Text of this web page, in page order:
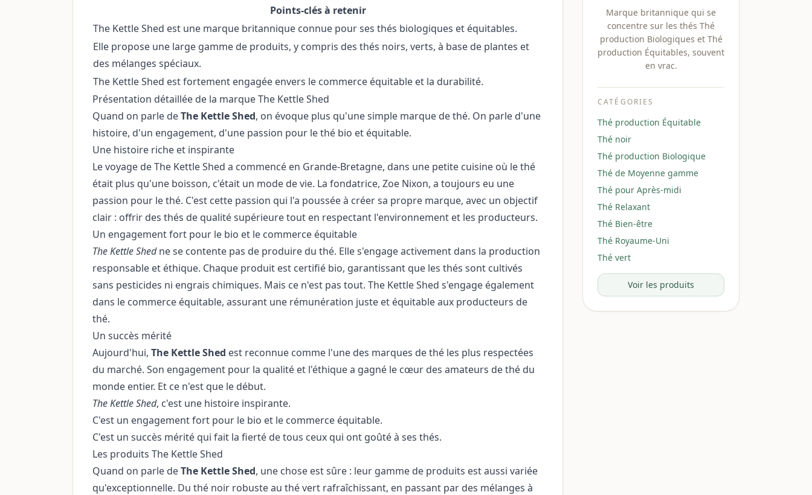
Points-clés à retenir
The Kettle Shed est une marque britannique connue pour ses thés biologiques et équitables.
Elle propose une large gamme de produits, y compris des thés noirs, verts, à base de plantes et
des mélanges spéciaux.
The Kettle Shed est fortement engagée envers le commerce équitable et la durabilité.
Présentation détaillée de la marque The Kettle Shed
Quand on parle deThe Kettle Shed, on évoque plus qu'une simple marque de thé. On parle d'une
histoire, d'un engagement, d'une passion pour le thé bio et équitable.
Une histoire riche et inspirante
Le voyage de The Kettle Shed a commencé en Grande-Bretagne, dans une petite cuisine où le thé
était plus qu'une boisson, c'était un mode de vie. La fondatrice, Zoe Nixon, a toujours eu une
passion pour le thé. C'est cette passion qui l'a poussée à créer sa propre marque, avec un objectif
clair : offrir des thés de qualité supérieure tout en respectant l'environnement et les producteurs.
Un engagement fort pour le bio et le commerce équitable
The Kettle Shedne se contente pas de produire du thé. Elle s'engage activement dans la production
responsable et éthique. Chaque produit est certifié bio, garantissant que les thés sont cultivés
sans pesticides ni engrais chimiques. Mais ce n'est pas tout. The Kettle Shed s'engage également
dans le commerce équitable, assurant une rémunération juste et équitable aux producteurs de
thé.
Un succès mérité
Aujourd'hui, The Kettle Shed est reconnue comme l'une des marques de thé les plus respectées
du marché. Son engagement pour la qualité et l'éthique a gagné le cœur des amateurs de thé du
monde entier. Et ce n'est que le début.
The Kettle Shed, c'est une histoire inspirante.
C'est un engagement fort pour le bio et le commerce équitable.
C'est un succès mérité qui fait la fierté de tous ceux qui ont goûté à ses thés.
Les produits The Kettle Shed
Quand on parle deThe Kettle Shed, une chose est sûre : leur gamme de produits est aussi variée
qu'exceptionnelle. Du thé noir robuste au thé vert rafraîchissant, en passant par des mélanges à
Marque britannique qui se
concentre sur les thés Thé
production Biologiques et Thé
production Équitables, souvent
en vrac.
CATÉGORIES
Thé production Équitable
Thé noir
Thé production Biologique
Thé de Moyenne gamme
Thé pour Après-midi
Thé Relaxant
Thé Bien-être
Thé Royaume-Uni
Thé vert
Voir les produits